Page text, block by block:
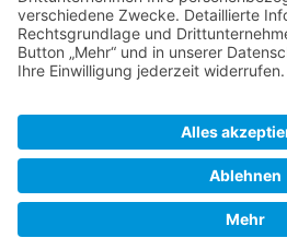
Dieser Service kann Daten
sammeln. Bitte lesen Sie
stimmen Sie der Nutzung
diese Karte
Mehr
Akzeptieren
© 2021 - 2026 Buchbinderei